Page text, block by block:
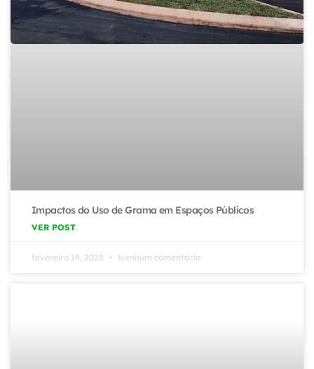
Impactos do Uso de Grama em Espaços Públicos
VER POST
fevereiro 19, 2025 Nenhum comentário